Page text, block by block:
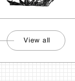
View all